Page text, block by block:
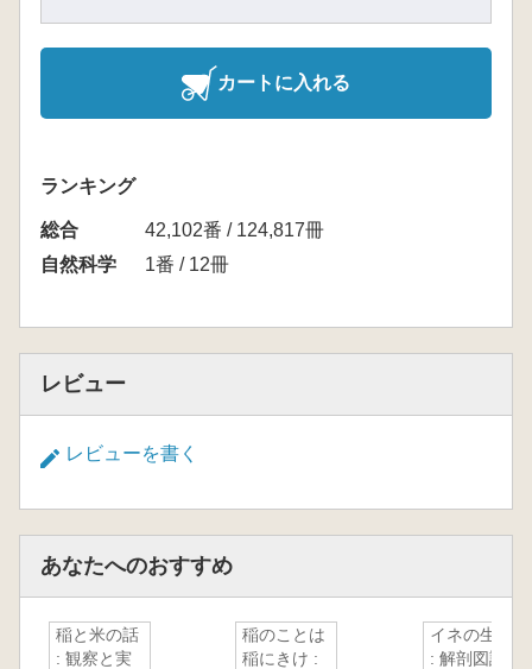
カートに入れる
ランキング
総合
42,102番 / 124,817冊
自然科学
1番 / 12冊
レビュー
レビューを書く
あなたへのおすすめ
稲と米の話
: 観察と実
稲のことは
稲にきけ :
イネの生長
: 解剖図説